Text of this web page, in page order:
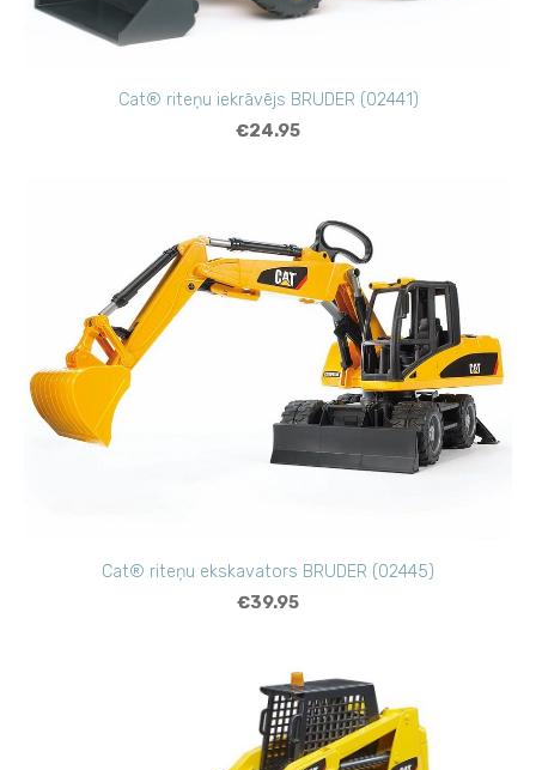
Cat® riteņu iekrāvējs BRUDER (02441)
€24.95
Cat® riteņu ekskavators BRUDER (02445)
€39.95